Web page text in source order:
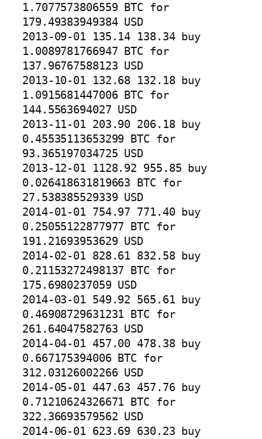
1.7077573806559 BTC for
179.49383949384 USD
2013-09-01 135.14 138.34 buy
1.0089781766947 BTC for
137.96767588123 USD
2013-10-01 132.68 132.18 buy
1.0915681447006 BTC for
144.5563694027 USD
2013-11-01 203.90 206.18 buy
0.45535113653299 BTC for
93.365197034725 USD
2013-12-01 1128.92 955.85 buy
0.026418631819663 BTC for
27.538385529339 USD
2014-01-01 754.97 771.40 buy
0.25055122877977 BTC for
191.21693953629 USD
2014-02-01 828.61 832.58 buy
0.21153272498137 BTC for
175.6980237059 USD
2014-03-01 549.92 565.61 buy
0.46908729631231 BTC for
261.64047582763 USD
2014-04-01 457.00 478.38 buy
0.667175394006 BTC for
312.03126002266 USD
2014-05-01 447.63 457.76 buy
0.71210624326671 BTC for
322.36693579562 USD
2014-06-01 623.69 630.23 buy